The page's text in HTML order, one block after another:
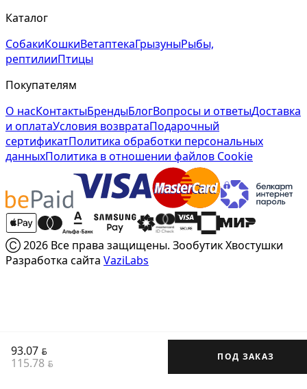
93.07 BYN
115.78 BYN
ПОД ЗАКАЗ
Каталог
СобакиКошкиВетаптекаГрызуныРыбы,
рептилииПтицы
Покупателям
О насКонтактыБрендыБлогВопросы и ответыДоставка
и оплатаУсловия возвратаПодарочный
сертификатПолитика обработки персональных
данныхПолитика в отношении файлов Cookie
Ⓒ 2026 Все права защищены. Зообутик Хвостушки
Разработка сайта VaziLabs